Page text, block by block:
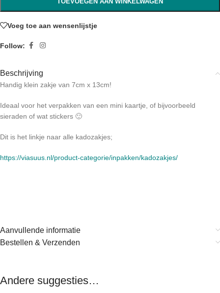
Voeg toe aan wensenlijstje
Follow:
Beschrijving
Handig klein zakje van 7cm x 13cm!
Ideaal voor het verpakken van een mini kaartje, of bijvoorbeeld
sieraden of wat stickers 🙂
Dit is het linkje naar alle kadozakjes;
https://viasuus.nl/product-categorie/inpakken/kadozakjes/
Aanvullende informatie
Bestellen & Verzenden
Andere suggesties…